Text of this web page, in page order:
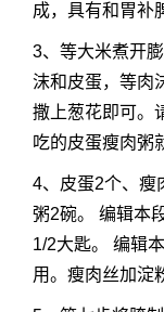
成，具有和胃补
3、等大米煮开
沫和皮蛋，等肉
撒上葱花即可。
吃的皮蛋瘦肉粥
4、皮蛋2个、瘦
粥2碗。 编辑本
1/2大匙。 编辑
用。瘦肉丝加淀